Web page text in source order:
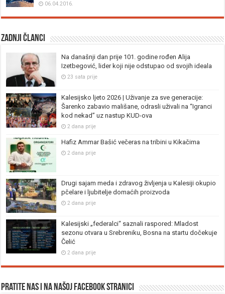
06.04.2016.
Zadnji članci
Na današnji dan prije 101. godine rođen Alija
Izetbegović, lider koji nije odstupao od svojih ideala
23 sata prije
Kalesijsko ljeto 2026 | Uživanje za sve generacije:
Šarenko zabavio mališane, odrasli uživali na “Igranci
kod nekad” uz nastup KUD-ova
2 dana prije
Hafiz Ammar Bašić večeras na tribini u Kikačima
2 dana prije
Drugi sajam meda i zdravog življenja u Kalesiji okupio
pčelare i ljubitelje domaćih proizvoda
2 dana prije
Kalesijski „federalci“ saznali raspored: Mladost
sezonu otvara u Srebreniku, Bosna na startu dočekuje
Čelić
2 dana prije
Pratite nas i na našoj facebook stranici